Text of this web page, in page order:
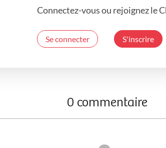
Connectez-vous ou rejoignez le
Se connecter S'inscrire
0 commentaire